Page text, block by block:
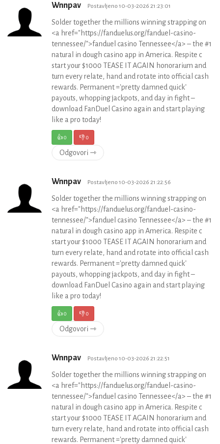
Wnnpav Postavljeno 10-03-2026 21:23:01
Solder together the millions winning strapping on
<a href="https://fanduelus.org/fanduel-casino-
tennessee/">fanduel casino Tennessee</a> – the #1
natural in dough casino app in America. Respite c
start your $1000 TEASE IT AGAIN honorarium and
turn every relate, hand and rotate into official cash
rewards. Permanent ='pretty damned quick'
payouts, whopping jackpots, and day in fight –
download FanDuel Casino again and start playing
like a pro today!
👍0 👎0
Odgovori ⇾
Wnnpav Postavljeno 10-03-2026 21:22:56
Solder together the millions winning strapping on
<a href="https://fanduelus.org/fanduel-casino-
tennessee/">fanduel casino Tennessee</a> – the #1
natural in dough casino app in America. Respite c
start your $1000 TEASE IT AGAIN honorarium and
turn every relate, hand and rotate into official cash
rewards. Permanent ='pretty damned quick'
payouts, whopping jackpots, and day in fight –
download FanDuel Casino again and start playing
like a pro today!
👍0 👎0
Odgovori ⇾
Wnnpav Postavljeno 10-03-2026 21:22:51
Solder together the millions winning strapping on
<a href="https://fanduelus.org/fanduel-casino-
tennessee/">fanduel casino Tennessee</a> – the #1
natural in dough casino app in America. Respite c
start your $1000 TEASE IT AGAIN honorarium and
turn every relate, hand and rotate into official cash
rewards. Permanent ='pretty damned quick'